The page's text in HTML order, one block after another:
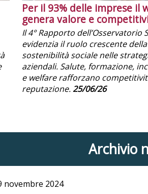
Per il 93% delle imprese il
genera valore e
Il 4° Rapporto dell’Osservatorio
evidenzia il ruolo crescente della
sostenibilità sociale nelle
aziendali. Salute, formazione,
e welfare rafforzano
reputazione.25/06/26
Archivio
novembre 2024